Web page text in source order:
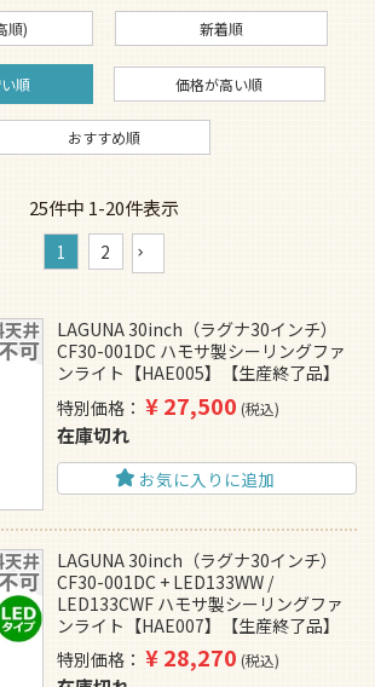
順) 新着順
順 価格が高い順
おすすめ順
25件中 1-20件表示
1 2
LAGUNA 30inch（ラグナ30インチ）
CF30-001DC ハモサ製シーリングファ
ンライト【HAE005】【生産終了品】
特別価格
¥27,500 税込
在庫切れ
お気に入りに追加
LAGUNA 30inch（ラグナ30インチ）
CF30-001DC + LED133WW /
LED133CWF ハモサ製シーリングファ
ンライト【HAE007】【生産終了品】
特別価格
¥28,270 税込